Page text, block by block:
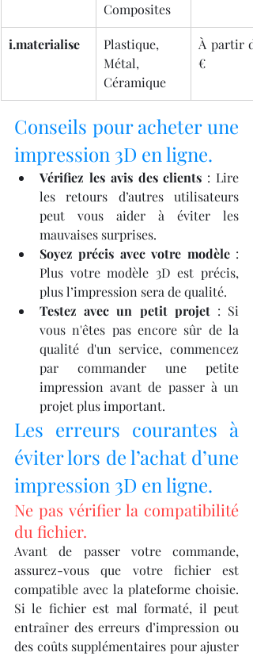
Composites
i.materialise
Plastique,
Métal,
Céramique
À partir
€
Conseils pour acheter une
impression 3D en ligne.
Vérifiez les avis des clients : Lire
les retours d’autres utilisateurs
peut vous aider à éviter les
mauvaises surprises.
Soyez précis avec votre modèle :
Plus votre modèle 3D est précis,
plus l’impression sera de qualité.
Testez avec un petit projet : Si
vous n'êtes pas encore sûr de la
qualité d'un service, commencez
par commander une petite
impression avant de passer à un
projet plus important.
Les erreurs courantes à
éviter lors de l’achat d’une
impression 3D en ligne.
Ne pas vérifier la compatibilité
du fichier.
Avant de passer votre commande,
assurez-vous que votre fichier est
compatible avec la plateforme choisie.
Si le fichier est mal formaté, il peut
entraîner des erreurs d’impression ou
des coûts supplémentaires pour ajuster